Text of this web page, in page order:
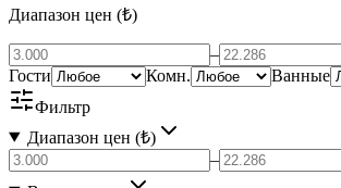
Диапазон цен (₺)
–
Гости
Комн.
Ванные
Фильтр
Диапазон цен (₺)
–